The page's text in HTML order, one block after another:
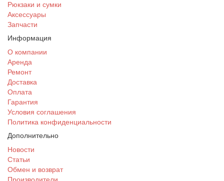
Рюкзаки и сумки
Аксессуары
Запчасти
Информация
О компании
Аренда
Ремонт
Доставка
Оплата
Гарантия
Условия соглашения
Политика конфиденциальности
Дополнительно
Новости
Статьи
Обмен и возврат